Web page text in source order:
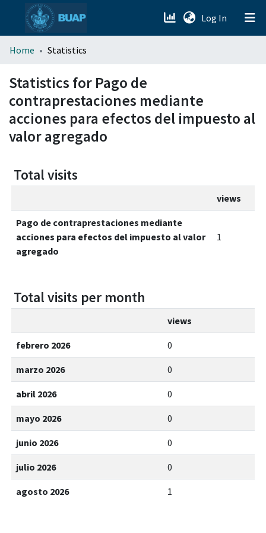
Log In (current)
menu.section.about_menu
All of DSpace
Home Statistics
Statistics for Pago de
contraprestaciones mediante
acciones para efectos del impuesto al
valor agregado
Total visits
views
Pago de contraprestaciones mediante
acciones para efectos del impuesto al valor
agregado
1
Total visits per month
views
febrero 2026 0
marzo 2026 0
abril 2026 0
mayo 2026 0
junio 2026 0
julio 2026 0
agosto 2026 1